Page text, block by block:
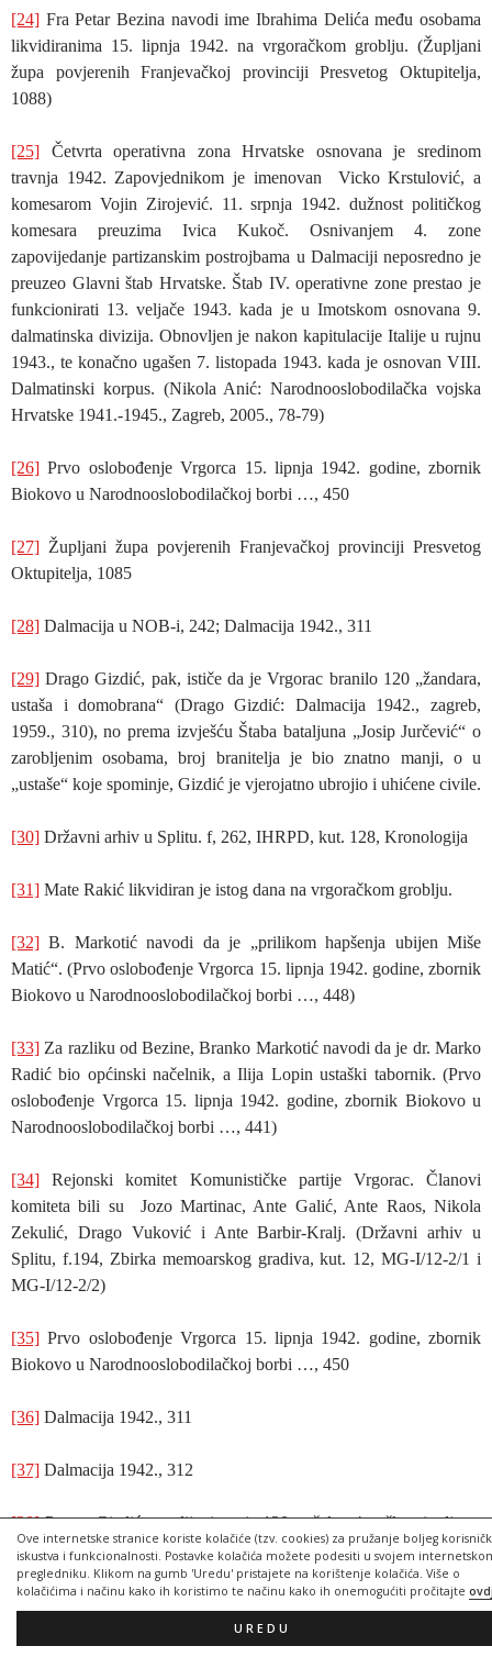
Ove internetske stranice koriste kolačiće (tzv. cookies) za pružanje boljeg
iskustva i funkcionalnosti. Postavke kolačića možete podesiti u svojem
pregledniku. Klikom na gumb 'Uredu' pristajete na korištenje kolačića. Više o
kolačićima i načinu kako ih koristimo te načinu kako ih onemogućiti pročitajte
UREDU
[24] Fra Petar Bezina navodi ime Ibrahima Delića među osobama
likvidiranima 15. lipnja 1942. na vrgoračkom groblju. (Župljani
župa povjerenih Franjevačkoj provinciji Presvetog Oktupitelja,
1088)
[25] Četvrta operativna zona Hrvatske osnovana je sredinom
travnja 1942. Zapovjednikom je imenovan Vicko Krstulović, a
komesarom Vojin Zirojević. 11. srpnja 1942. dužnost političkog
komesara preuzima Ivica Kukoč. Osnivanjem 4. zone
zapovijedanje partizanskim postrojbama u Dalmaciji neposredno je
preuzeo Glavni štab Hrvatske. Štab IV. operativne zone prestao je
funkcionirati 13. veljače 1943. kada je u Imotskom osnovana 9.
dalmatinska divizija. Obnovljen je nakon kapitulacije Italije u rujnu
1943., te konačno ugašen 7. listopada 1943. kada je osnovan VIII.
Dalmatinski korpus. (Nikola Anić: Narodnooslobodilačka vojska
Hrvatske 1941.-1945., Zagreb, 2005., 78-79)
[26] Prvo oslobođenje Vrgorca 15. lipnja 1942. godine, zbornik
Biokovo u Narodnooslobodilačkoj borbi …, 450
[27] Župljani župa povjerenih Franjevačkoj provinciji Presvetog
Oktupitelja, 1085
[28] Dalmacija u NOB-i, 242; Dalmacija 1942., 311
[29] Drago Gizdić, pak, ističe da je Vrgorac branilo 120 „žandara,
ustaša i domobrana“ (Drago Gizdić: Dalmacija 1942., zagreb,
1959., 310), no prema izvješću Štaba bataljuna „Josip Jurčević“ o
zarobljenim osobama, broj branitelja je bio znatno manji, o u
„ustaše“ koje spominje, Gizdić je vjerojatno ubrojio i uhićene civile.
[30] Državni arhiv u Splitu. f, 262, IHRPD, kut. 128, Kronologija
[31] Mate Rakić likvidiran je istog dana na vrgoračkom groblju.
[32] B. Markotić navodi da je „prilikom hapšenja ubijen Miše
Matić“. (Prvo oslobođenje Vrgorca 15. lipnja 1942. godine, zbornik
Biokovo u Narodnooslobodilačkoj borbi …, 448)
[33] Za razliku od Bezine, Branko Markotić navodi da je dr. Marko
Radić bio općinski načelnik, a Ilija Lopin ustaški tabornik. (Prvo
oslobođenje Vrgorca 15. lipnja 1942. godine, zbornik Biokovo u
Narodnooslobodilačkoj borbi …, 441)
[34] Rejonski komitet Komunističke partije Vrgorac. Članovi
komiteta bili su Jozo Martinac, Ante Galić, Ante Raos, Nikola
Zekulić, Drago Vuković i Ante Barbir-Kralj. (Državni arhiv u
Splitu, f.194, Zbirka memoarskog gradiva, kut. 12, MG-I/12-2/1 i
MG-I/12-2/2)
[35] Prvo oslobođenje Vrgorca 15. lipnja 1942. godine, zbornik
Biokovo u Narodnooslobodilačkoj borbi …, 450
[36] Dalmacija 1942., 311
[37] Dalmacija 1942., 312
[38]Prema Gizdiću zaplijenjeno je 120 pušaka, 4 puškomitraljeza,
200 bomba i 15 pištolja. (Dalmacija 1942., 311)
[39]Niko Glavina Ivanov, rođen 29. studenog 1913. u Makarskoj,
teško je ranjen prilikom proboja na Miljevini u lipnju 1943.